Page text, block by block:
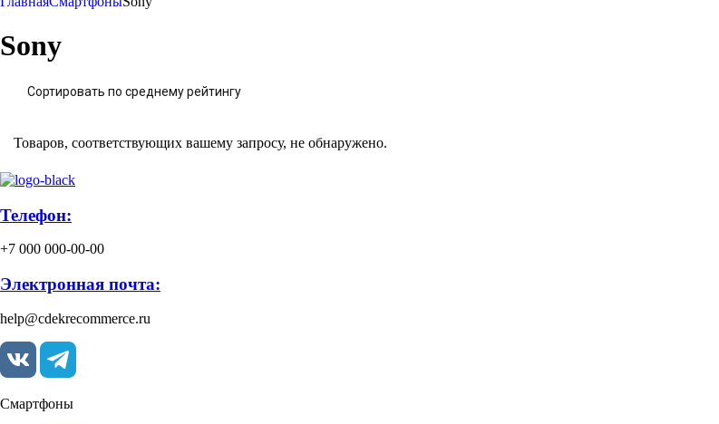
Sony
Сортировать по среднему рейтингу
Товаров, соответствующих вашему запросу, не обнаружено.
Телефон:
+7 000 000-00-00
Электронная почта:
help@cdekrecommerce.ru
Смартфоны